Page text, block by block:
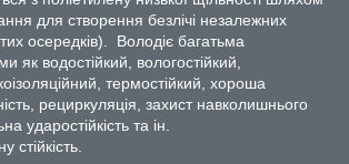
для створення безлічі незалежних
осередків). Володіє багатьма
як водостійкий, вологостійкий,
термостійкий, хороша
рециркуляція, захист навколишнього
ударостійкість та ін.
стійкість.